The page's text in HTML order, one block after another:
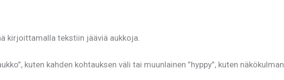
kirjoittamalla tekstiin jääviä aukkoja.
kuten kahden kohtauksen väli tai muunlainen ”hyppy”, kuten näkökulman